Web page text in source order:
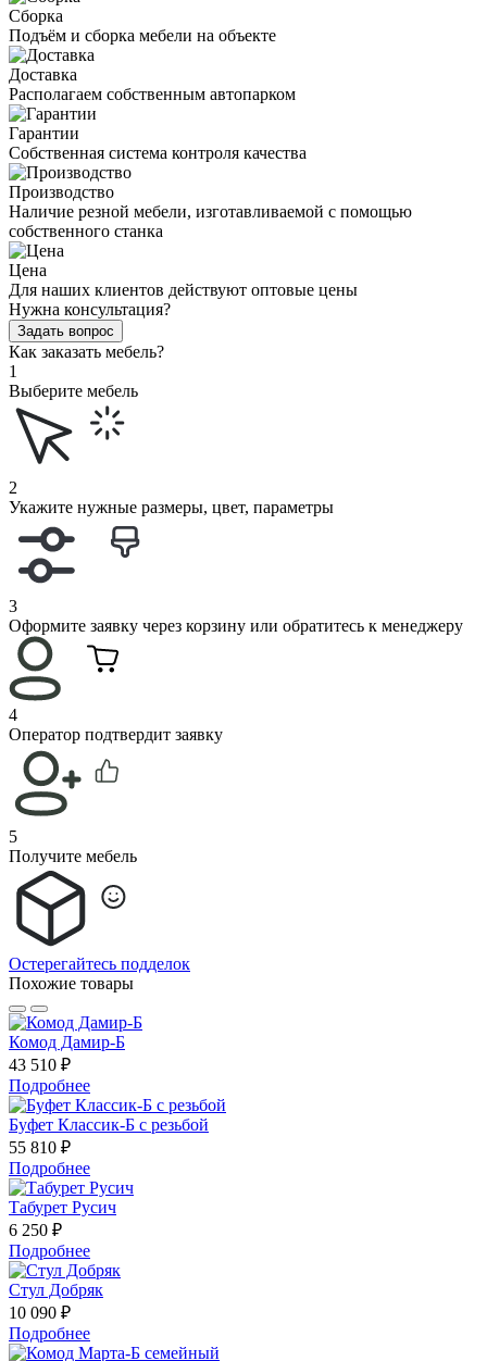
Сборка
Подъём и сборка мебели на объекте
Доставка
Располагаем собственным автопарком
Гарантии
Собственная система контроля качества
Производство
Наличие резной мебели, изготавливаемой с помощью
собственного станка
Цена
Для наших клиентов действуют оптовые цены
Нужна консультация?
Задать вопрос
Как заказать мебель?
1
Выберите мебель
2
Укажите нужные размеры, цвет, параметры
3
Оформите заявку через корзину или обратитесь к менеджеру
4
Оператор подтвердит заявку
5
Получите мебель
Остерегайтесь подделок
Похожие товары
Комод Дамир-Б
43 510 ₽
Подробнее
Буфет Классик-Б с резьбой
55 810 ₽
Подробнее
Табурет Русич
6 250 ₽
Подробнее
Стул Добряк
10 090 ₽
Подробнее